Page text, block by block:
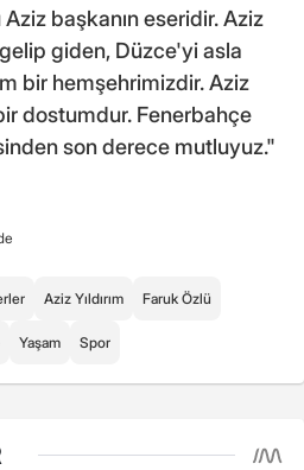
başkanın eseridir. Aziz
giden, Düzce'yi asla
bir hemşehrimizdir. Aziz
dostumdur. Fenerbahçe
son derece mutluyuz."
Aziz Yıldırım Faruk Özlü
Yaşam Spor